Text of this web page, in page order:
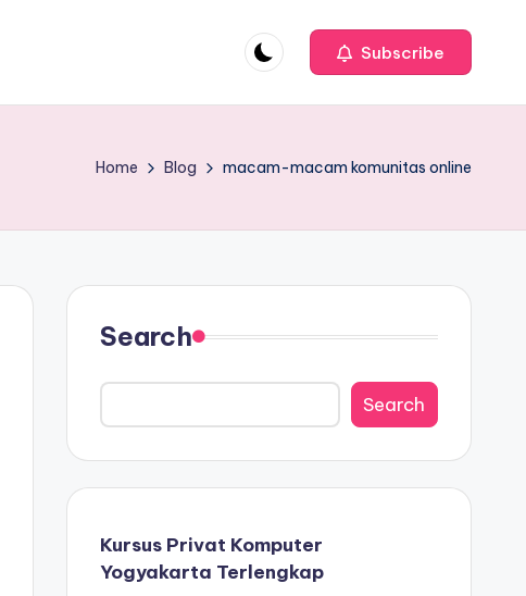
Subscribe
Home Blog macam-macam komunitas online
Search
Search
Kursus Privat Komputer
Yogyakarta Terlengkap